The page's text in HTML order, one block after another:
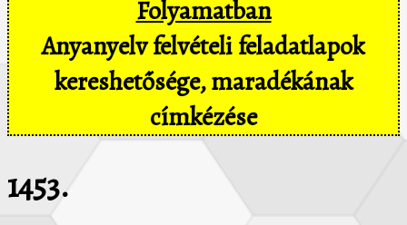
Folyamatban
Anyanyelv felvételi feladatlapok
kereshetősége, maradékának
címkézése
1453.